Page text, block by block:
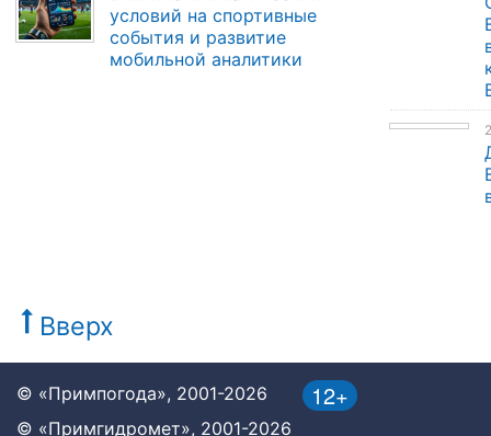
условий на спортивные
события и развитие
мобильной аналитики
Вверх
12+
© «Примпогода», 2001-2026
© «Примгидромет», 2001-2026